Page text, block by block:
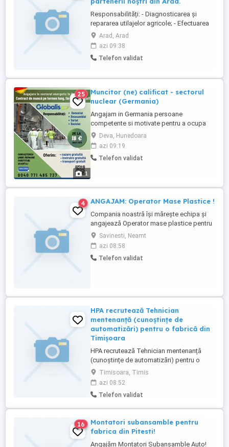
Responsabilități: - Diagnosticarea și
repararea utilajelor agricole; - Efectuarea
lucrărilor de întreținere preventivă și
corectivă; - Înlocuirea și montarea pieselor
defecte; - Testarea utilajelor după
efectuarea reparațiilor; - Respectarea
Cerințe: - Experiență ...
Arad, Arad
azi 09:38
Telefon validat
1
25
Muncitor (ne) calificat - sectorul
nuclear (Germania)
Angajam in Germania persoane
competente si motivate pentru a ocupa
urmatoarea pozitie in echipa noastra:
MUNCITOR (NE)CALIFICAT, SORTATOR-
DEZASAMBLARE SI DEZINSTALARE
ECHIPAMENTE CENTRALE NUCLEARE
echipamentelor si prelucrarea diferitelor ...
Deva, Hunedoara
azi 09:19
Telefon validat
4 ANGAJAM: Operator Mase Plastice !
Compania noastră își mărește echipa și
angajează Operator mase plastice pentru
activități în cadrul procesului de reciclare a
materialelor plastice. Responsabilități: -
Operarea utilajelor de reciclare și
prelucrare a maselor plastice -
Savinesti, Neamt
azi 08:58
Telefon validat
HPA recrutează Tehnician
mentenanță (cunoștințe de
automatizări) pentru o fabrică din
Timișoara
HPA recrutează Tehnician mentenanță
(cunoștințe de automatizări) pentru o
fabrică din Timișoara. Program de lucru: -
3 schimburi Cerinte: - Experiență pe o
poziție similară într-o fabrică de producție
automatizată de minim 3 ani - Cunoștinţe
Timisoara, Timis
azi 08:52
Telefon validat
16
Montatori subansamble pentru
fabrica din Pitesti!
Angajăm Montatori Subansamble Auto!